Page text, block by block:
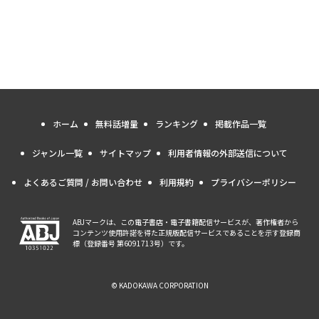
ホーム 無料話増量 ランキング 掲載作品一覧
ジャンル一覧 サイトマップ 利用者情報の外部送信について
よくあるご質問 / お問い合わせ 利用規約 プライバシーポリシー
ABJマークは、この電子書店・電子書籍配信サービスが、著作権者から
コンテンツ使用許諾を得た正規版配信サービスであることを示す登録商
標（登録番号 第6091713号）です。
© KADOKAWA CORPORATION